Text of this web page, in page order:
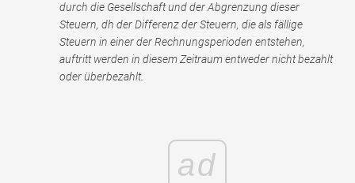
durch die Gesellschaft und der Abgrenzung dieser
Steuern, dh der Differenz der Steuern, die als fällige
Steuern in einer der Rechnungsperioden entstehen,
auftritt werden in diesem Zeitraum entweder nicht bezahlt
oder überbezahlt.
ad